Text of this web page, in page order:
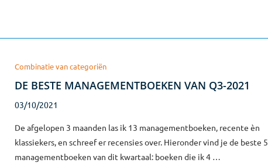
Combinatie van categoriën
DE BESTE MANAGEMENTBOEKEN VAN Q3-2021
03/10/2021
De afgelopen 3 maanden las ik 13 managementboeken, recente èn
klassiekers, en schreef er recensies over. Hieronder vind je de beste 5
managementboeken van dit kwartaal: boeken die ik 4 …